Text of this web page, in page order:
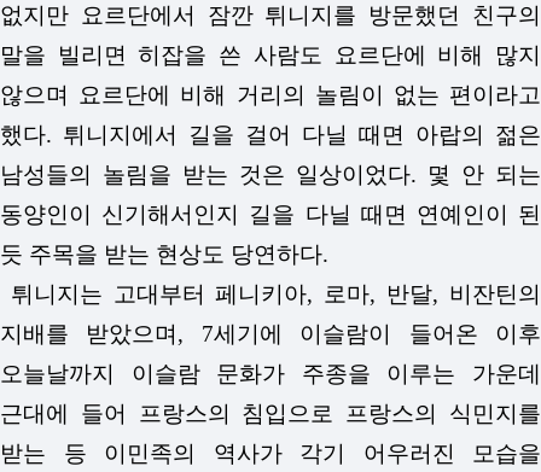
없지만 요르단에서 잠깐 튀니지를 방문했던 친구의
말을 빌리면 히잡을 쓴 사람도 요르단에 비해 많지
않으며 요르단에 비해 거리의 놀림이 없는 편이라고
했다. 튀니지에서 길을 걸어 다닐 때면 아랍의 젊은
남성들의 놀림을 받는 것은 일상이었다. 몇 안 되는
동양인이 신기해서인지 길을 다닐 때면 연예인이 된
듯 주목을 받는 현상도 당연하다.
튀니지는 고대부터 페니키아, 로마, 반달, 비잔틴의
지배를 받았으며, 7세기에 이슬람이 들어온 이후
오늘날까지 이슬람 문화가 주종을 이루는 가운데
근대에 들어 프랑스의 침입으로 프랑스의 식민지를
받는 등 이민족의 역사가 각기 어우러진 모습을